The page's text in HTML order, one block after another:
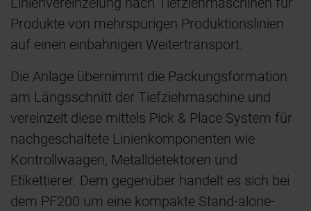
Produkte von mehrspurigen Produktionslinien
auf einen einbahnigen Weitertransport.
Die Anlage übernimmt die Packungsformation
am Längsschnitt der Tiefziehmaschine und
vereinzelt diese mittels Pick & Place System für
nachgeschaltete Linienkomponenten wie
Kontrollwaagen, Metalldetektoren und
Etikettierer. Dem gegenüber handelt es sich bei
dem PF200 um eine kompakte Stand-alone-